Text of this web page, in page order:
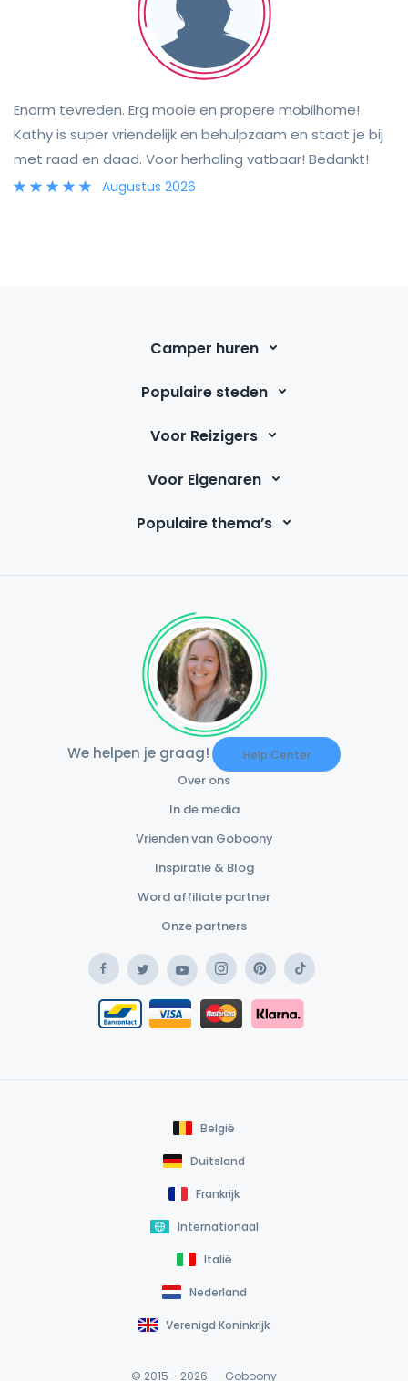
Enorm tevreden. Erg mooie en propere mobilhome!
Kathy is super vriendelijk en behulpzaam en staat je bij
met raad en daad. Voor herhaling vatbaar! Bedankt!
Augustus 2026
Camper huren
Populaire steden
Voor Reizigers
Voor Eigenaren
Populaire thema’s
We helpen je graag! Help Center
Over ons
In de media
Vrienden van Goboony
Inspiratie & Blog
Word affiliate partner
Onze partners
FacebookTwitterYouTubeInstagramPinterestTikTok
Bancontact / Mister Cash
Safe Payment Card
Safe Payment Klarna
België
Duitsland
Frankrijk
Internationaal
Italië
Nederland
Verenigd Koninkrijk
© 2015 - 2026 Goboony